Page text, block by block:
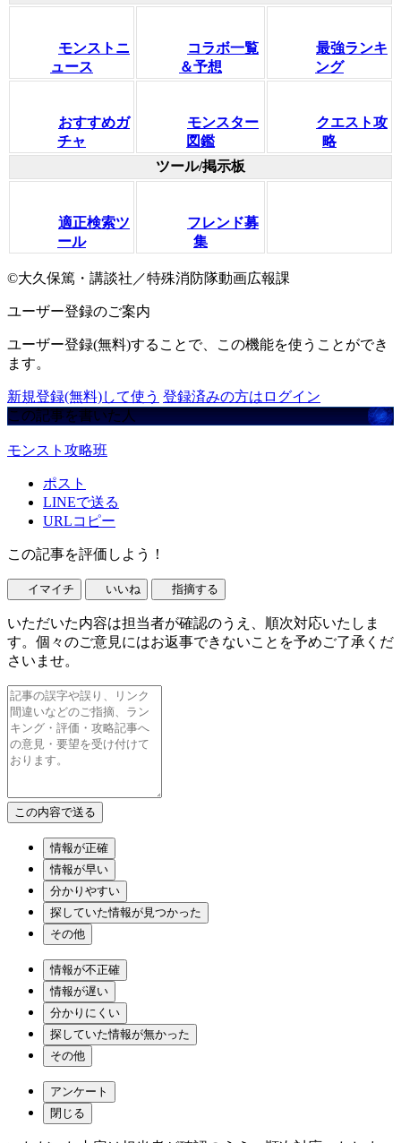
モンストニ
ュース
コラボ一覧
＆予想
最強ランキ
ング
おすすめガ
チャ
モンスター
図鑑
クエスト攻
略
ツール/掲示板
適正検索ツ
ール
フレンド募
集
©大久保篤・講談社／特殊消防隊動画広報課
ユーザー登録のご案内
ユーザー登録(無料)することで、この機能を使うことができ
ます。
新規登録(無料)して使う 登録済みの方はログイン
この記事を書いた人
モンスト攻略班
ポスト
LINEで送る
URLコピー
この記事を評価しよう！
イマイチ いいね 指摘する
いただいた内容は担当者が確認のうえ、順次対応いたしま
す。個々のご意見にはお返事できないことを予めご了承くだ
さいませ。
情報が正確
情報が早い
分かりやすい
探していた情報が見つかった
その他
情報が不正確
情報が遅い
分かりにくい
探していた情報が無かった
その他
アンケート
閉じる